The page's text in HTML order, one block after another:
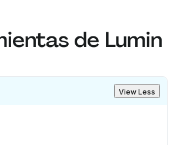
de Lumin
View Less